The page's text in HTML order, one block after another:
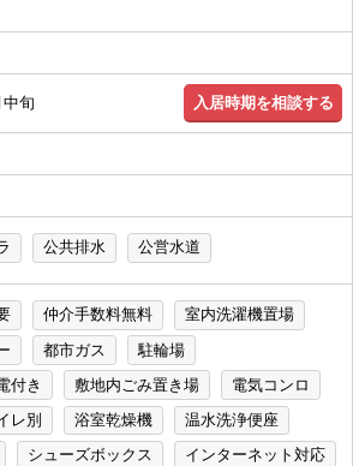
中旬 入居時期を相談する
公共排水 公営水道
仲介手数料無料
室内洗濯機置場
都市ガス
駐輪場
付き
敷地内ごみ置き場
電気コンロ
レ別
浴室乾燥機
温水洗浄便座
シューズボックス インターネット対応